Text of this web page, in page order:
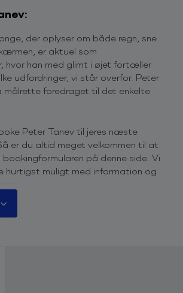
der oplyser om både regn, sne
er aktuel som
hvor han med glimt i øjet fortæller
udfordringer, vi står overfor. Peter
målrette foredraget til det enkelte
Peter Tanev til jeres næste
er du altid meget velkommen til at
på denne side. Vi
hurtigst muligt med information og
booke Peter Tanev
er steget og mange steder